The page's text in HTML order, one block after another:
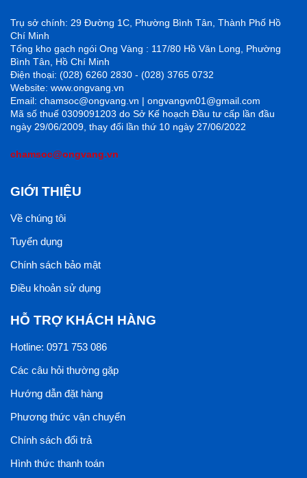
Trụ sở chính: 29 Đường 1C, Phường Bình Tân, Thành Phố Hồ
Chí Minh
Tổng kho gạch ngói Ong Vàng : 117/80 Hồ Văn Long, Phường
Bình Tân, Hồ Chí Minh
Điện thoại: (028) 6260 2830 - (028) 3765 0732
Website: www.ongvang.vn
Email: chamsoc@ongvang.vn | ongvangvn01@gmail.com
Mã số thuế 0309091203 do Sở Kế hoạch Đầu tư cấp lần đầu
ngày 29/06/2009, thay đổi lần thứ 10 ngày 27/06/2022
chamsoc@ongvang.vn
GIỚI THIỆU
Về chúng tôi
Tuyển dụng
Chính sách bảo mật
Điều khoản sử dụng
HỖ TRỢ KHÁCH HÀNG
Hotline: 0971 753 086
Các câu hỏi thường gặp
Hướng dẫn đặt hàng
Phương thức vận chuyển
Chính sách đổi trả
Hình thức thanh toán